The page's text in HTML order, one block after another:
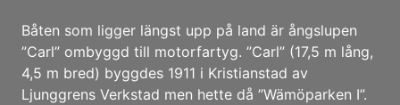
Båten som ligger längst upp på land är ångslupen
”Carl” ombyggd till motorfartyg. ”Carl” (17,5 m lång,
4,5 m bred) byggdes 1911 i Kristianstad av
Ljunggrens Verkstad men hette då ”Wämöparken I”.